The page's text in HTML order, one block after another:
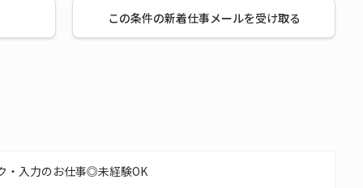
この条件の新着仕事メールを受け取る
・入力のお仕事◎未経験OK